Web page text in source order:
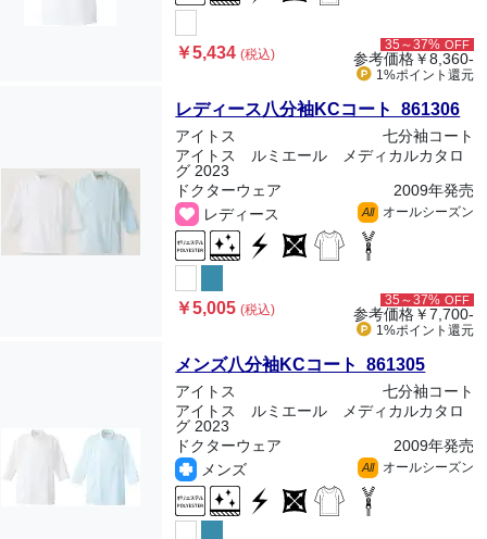
￥5,434(税込)
35～37% OFF
参考価格￥8,360-
1%ポイント 還元
レディース八分袖KCコート 861306
アイトス
七分袖コート
アイトス ルミエール メディカルカタロ
グ 2023
ドクターウェア
2009年発売
レディース
All オールシーズン
￥5,005(税込)
35～37% OFF
参考価格￥7,700-
1%ポイント 還元
メンズ八分袖KCコート 861305
アイトス
七分袖コート
アイトス ルミエール メディカルカタロ
グ 2023
ドクターウェア
2009年発売
メンズ
All オールシーズン